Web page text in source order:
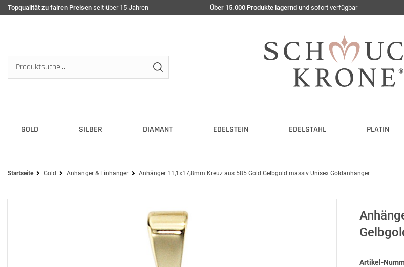
Topqualität zu fairen Preisen seit über 15 Jahren Über 15.000 Produkte lagernd und sofort verfügbar
GOLD SILBER DIAMANT EDELSTEIN EDELSTAHL PLATIN
Startseite Gold Anhänger & Einhänger Anhänger 11,1x17,8mm Kreuz aus 585 Gold Gelbgold massiv Unisex Goldanhänger
Artikel-